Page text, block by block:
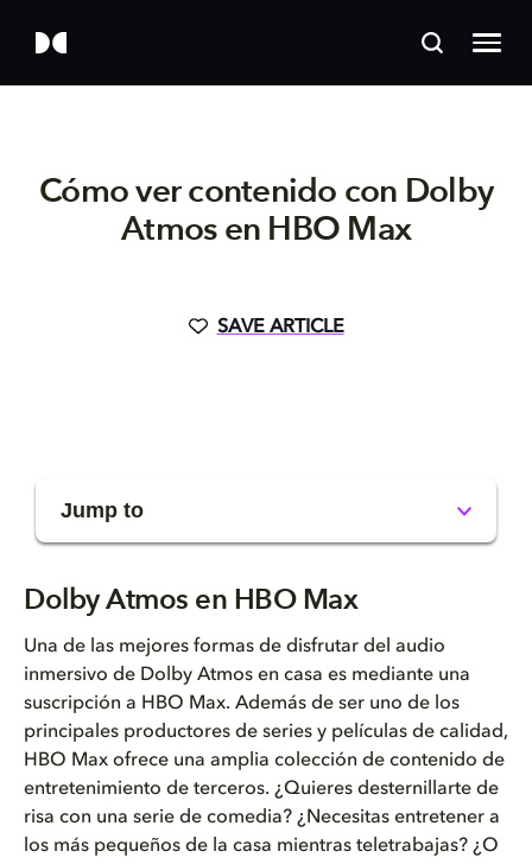
Cómo ver contenido con Dolby
Atmos en HBO Max
SAVE ARTICLE
Jump to
Películas y series en Dolby At...
Cómo ver contenido en Dolby At...
Dolby Atmos en HBO Max
Una de las mejores formas de disfrutar del audio
inmersivo de Dolby Atmos en casa es mediante una
suscripción a HBO Max. Además de ser uno de los
principales productores de series y películas de calidad,
HBO Max ofrece una amplia colección de contenido de
entretenimiento de terceros. ¿Quieres desternillarte de
risa con una serie de comedia? ¿Necesitas entretener a
los más pequeños de la casa mientras teletrabajas? ¿O